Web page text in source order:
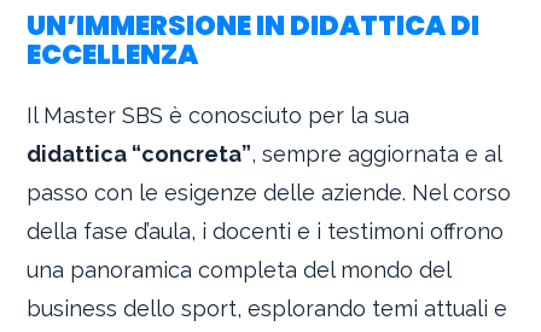
UN’IMMERSIONE IN DIDATTICA DI
ECCELLENZA
Il Master SBS è conosciuto per la sua
didattica “concreta”, sempre aggiornata e al
passo con le esigenze delle aziende. Nel corso
della fase d’aula, i docenti e i testimoni offrono
una panoramica completa del mondo del
business dello sport, esplorando temi attuali e